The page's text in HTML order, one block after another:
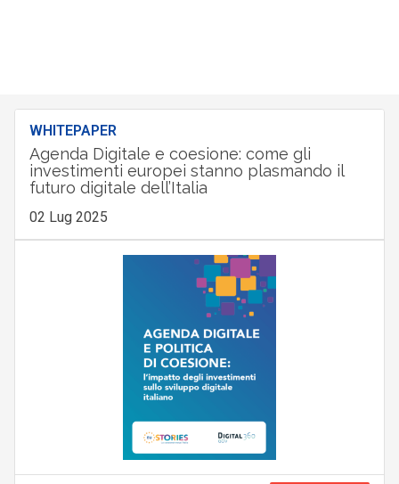
WHITEPAPER
Agenda Digitale e coesione: come gli
investimenti europei stanno plasmando il
futuro digitale dell’Italia
02 Lug 2025